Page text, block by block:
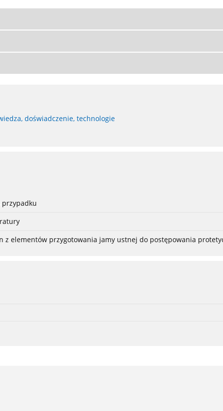
doświadczenie, technologie
przypadku
z elementów przygotowania jamy ustnej do postępowania